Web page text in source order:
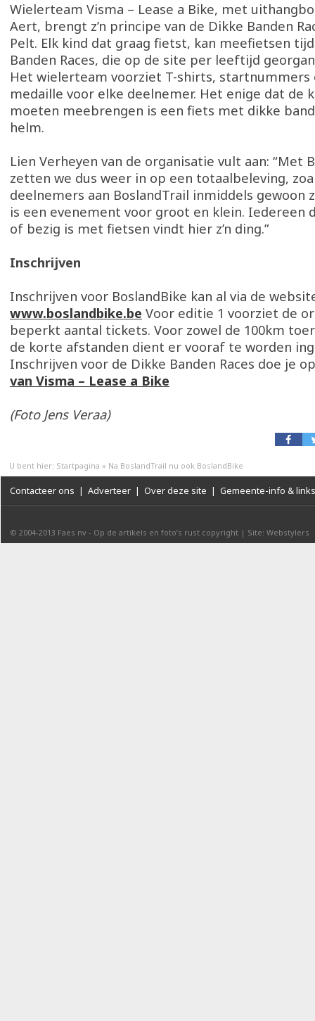
Wielerteam Visma – Lease a Bike, met
Aert, brengt z’n principe van de Dikke Banden
Pelt. Elk kind dat graag fietst, kan meefietsen
Banden Races, die op de site per leeftijd
Het wielerteam voorziet T-shirts, startnummers
medaille voor elke deelnemer. Het enige dat de
moeten meebrengen is een fiets met dikke
helm.
Lien Verheyen van de organisatie vult aan: “Met
zetten we dus weer in op een totaalbeleving,
deelnemers aan BoslandTrail inmiddels gewoon
is een evenement voor groot en klein. Iedereen
of bezig is met fietsen vindt hier z’n ding.”
Inschrijven
Inschrijven voor BoslandBike kan al via de
www.boslandbike.be Voor editie 1 voorziet de
beperkt aantal tickets. Voor zowel de 100km
de korte afstanden dient er vooraf te worden
Inschrijven voor de Dikke Banden Races doe je
van Visma – Lease a Bike
(Foto Jens Veraa)
U bent hier: Startpagina » Na BoslandTrail nu ook BoslandBike
Contacteer ons | Adverteer | Over deze site | Gemeente-info & links
© 2004-2013 Faes nv - Op de artikels en foto’s rust copyright | Site: Webstylers